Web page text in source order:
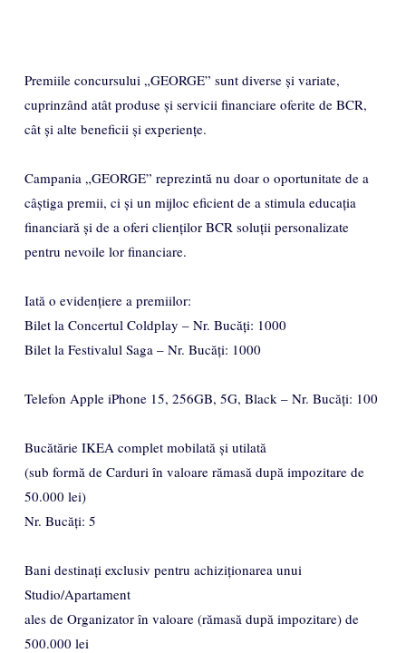
Premiile concursului „GEORGE” sunt diverse și variate,
cuprinzând atât produse și servicii financiare oferite de BCR,
cât și alte beneficii și experiențe.
Campania „GEORGE” reprezintă nu doar o oportunitate de a
câștiga premii, ci și un mijloc eficient de a stimula educația
financiară și de a oferi clienților BCR soluții personalizate
pentru nevoile lor financiare.
Iată o evidențiere a premiilor:
Bilet la Concertul Coldplay – Nr. Bucăți: 1000
Bilet la Festivalul Saga – Nr. Bucăți: 1000
Telefon Apple iPhone 15, 256GB, 5G, Black – Nr. Bucăți: 100
Bucătărie IKEA complet mobilată și utilată
(sub formă de Carduri în valoare rămasă după impozitare de
50.000 lei)
Nr. Bucăți: 5
Bani destinați exclusiv pentru achiziționarea unui
Studio/Apartament
ales de Organizator în valoare (rămasă după impozitare) de
500.000 lei